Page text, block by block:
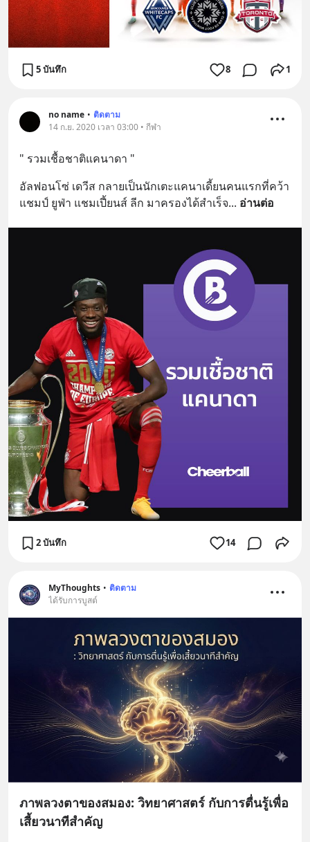
5 บันทึก 8 1
no name • ติดตาม
14 ก.ย. 2020 เวลา 03:00 • กีฬา
" รวมเชื้อชาติแคนาดา "
อัลฟอนโซ่ เดวีส กลายเป็นนักเตะแคนาเดี้ยนคนแรกที่คว้า
แชมป์ ยูฟ่า แชมเปี้ยนส์ ลีก มาครองได้สำเร็จ... อ่านต่อ
2 บันทึก 14
MyThoughts • ติดตาม
ได้รับการบูสต์
ภาพลวงตาของสมอง: วิทยาศาสตร์ กับการตื่นรู้เพื่อ
เสี้ยวนาทีสำคัญ